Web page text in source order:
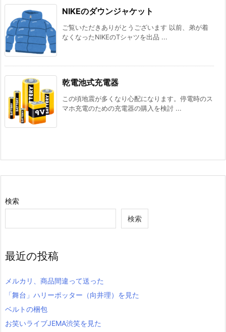
NIKEのダウンジャケット
ご覧いただきありがとうございます 以前、弟が着
なくなったNIKEのTシャツを出品 ...
乾電池式充電器
この頃地震が多くなり心配になります。停電時のス
マホ充電のための充電器の購入を検討 ...
検索
検索
最近の投稿
メルカリ、商品間違って送った
「舞台」ハリーポッター（向井理）を見た
ベルトの梱包
お笑いライブJEMA渋笑を見た